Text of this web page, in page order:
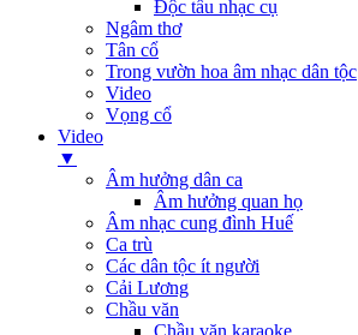
Độc tấu nhạc cụ
Ngâm thơ
Tân cổ
Trong vườn hoa âm nhạc dân tộc
Video
Vọng cổ
Video
▼
Âm hưởng dân ca
Âm hưởng quan họ
Âm nhạc cung đình Huế
Ca trù
Các dân tộc ít người
Cải Lương
Chầu văn
Chầu văn karaoke